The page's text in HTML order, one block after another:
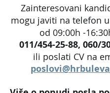
Zainteresovani
mogu javiti na telefon
od 09:00h -
011/454-25-88, 060/
ili poslati CV na